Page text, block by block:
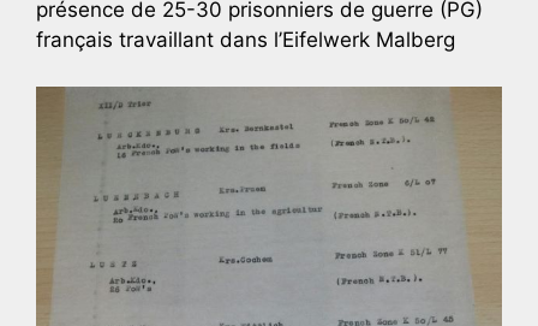
présence de 25-30 prisonniers de guerre (PG)
français travaillant dans l’Eifelwerk Malberg